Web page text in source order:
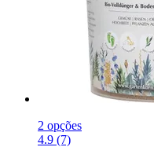
2 opções
4.9 (7)